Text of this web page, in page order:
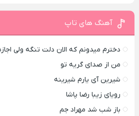
آهنگ های تاپ
دخترم میدونم که الان دلت تنگه ولی
من از صدای گريه تو
شیرین آی یارم شیرینه
رویای زیبا رضا پاشا
باز شب شد مهراد جم